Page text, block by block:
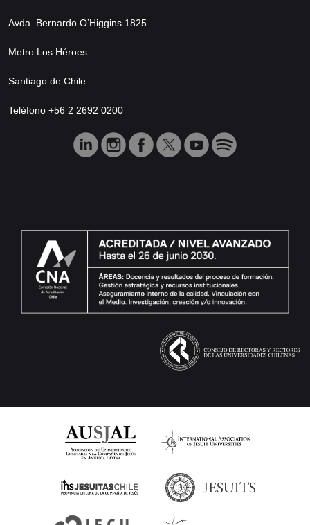
Avda. Bernardo O’Higgins 1825
Metro Los Héroes
Santiago de Chile
Teléfono +56 2 2692 0200